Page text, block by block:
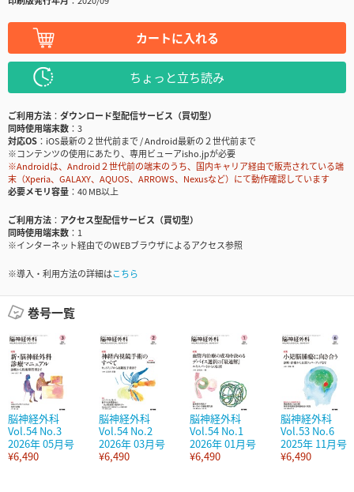
カートに入れる
ちょっと立ち読み
ご利用方法
ダウンロード型配信サービス（買切型）
同時使用端末数
3
対応OS
iOS最新の２世代前まで / Android最新の２世代前まで
※コンテンツの使用にあたり、専用ビューアisho.jpが必要
※Androidは、Android２世代前の端末のうち、国内キャリア経由で販売されている端
末（Xperia、GALAXY、AQUOS、ARROWS、Nexusなど）にて動作確認しています
必要メモリ容量
40 MB以上
ご利用方法
アクセス型配信サービス（買切型）
同時使用端末数
1
※インターネット経由でのWEBブラウザによるアクセス参照
※導入・利用方法の詳細はこちら
巻号一覧
脳神経外科
Vol.54 No.3
2026年 05月号
¥6,490
脳神経外科
Vol.54 No.2
2026年 03月号
¥6,490
脳神経外科
Vol.54 No.1
2026年 01月号
¥6,490
脳神経外科
Vol.53 No.6
2025年 11月号
¥6,490